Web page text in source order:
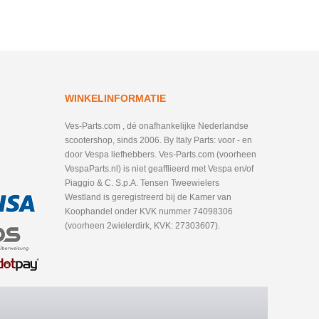
WINKELINFORMATIE
Ves-Parts.com , dé onafhankelijke Nederlandse
scootershop, sinds 2006. By Italy Parts: voor - en
door Vespa liefhebbers. Ves-Parts.com (voorheen
VespaParts.nl) is niet geafflieerd met Vespa en/of
Piaggio & C. S.p.A. Tensen Tweewielers
Westland is geregistreerd bij de Kamer van
Koophandel onder KVK nummer 74098306
(voorheen 2wielerdirk, KVK: 27303607).